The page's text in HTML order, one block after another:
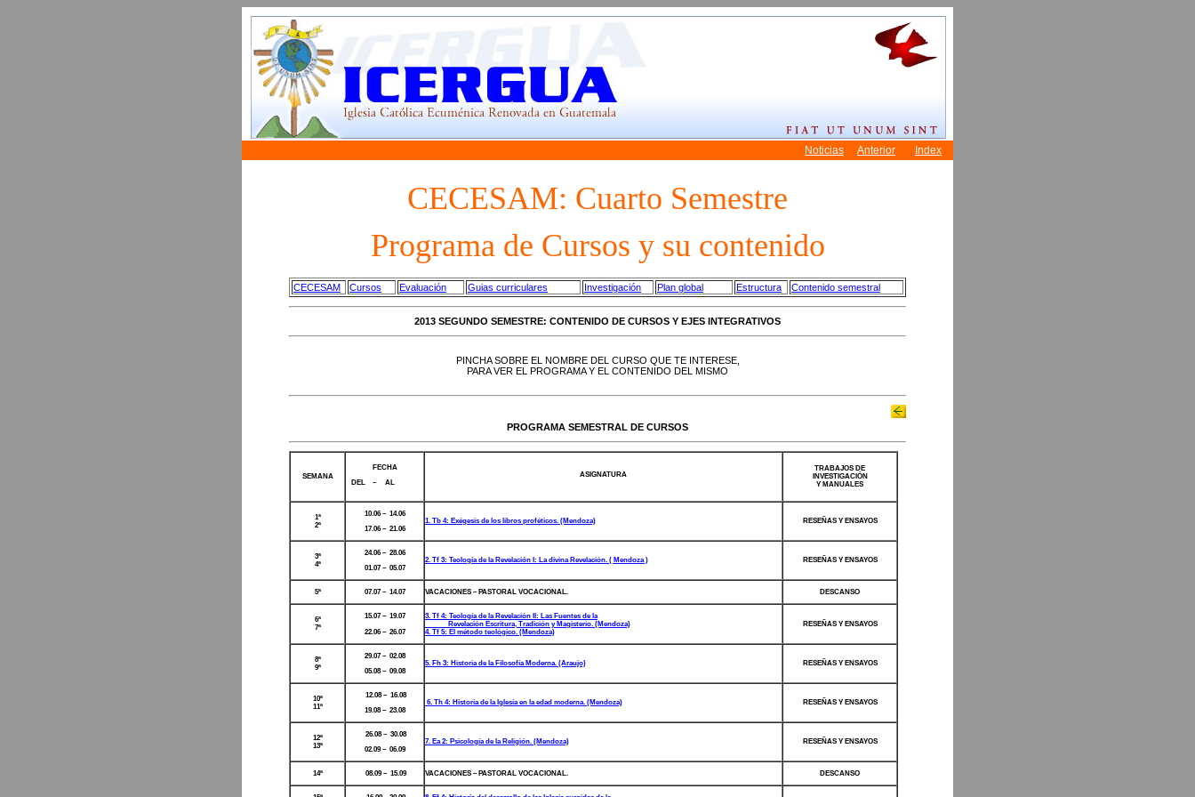
CECESAM: Cuarto Semestre
Programa de Cursos y su contenido
CECESAM Cursos Evaluación Guias curriculares Investigación Plan global Estructura Contenido semestral
2013 SEGUNDO SEMESTRE: CONTENIDO DE CURSOS Y EJES INTEGRATIVOS
PINCHA SOBRE EL NOMBRE DEL CURSO QUE TE INTERESE,
PARA VER EL PROGRAMA Y EL CONTENIDO DEL MISMO
PROGRAMA SEMESTRAL DE CURSOS
SEMANA
FECHA
DEL – AL
ASIGNATURA
TRABAJOS DE
INVESTIGACIÓN
Y MANUALES
1ª
2ª
10.06 – 14.06
17.06 – 21.06
1. Tb 4: Exégesis de los libros proféticos. (Mendoza) RESEÑAS Y ENSAYOS
3ª
4ª
24.06 – 28.06
01.07 – 05.07
2. Tf 3: Teología de la Revelación I: La divina Revelación. ( Mendoza ) RESEÑAS Y ENSAYOS
5ª 07.07 – 14.07 VACACIONES – PASTORAL VOCACIONAL. DESCANSO
6ª
7ª
15.07 – 19.07
22.06 – 26.07
3. Tf 4: Teología de la Revelación II: Las Fuentes de la
Revelación Escritura, Tradición y Magisterio. (Mendoza)
4. Tf 5: El método teológico. (Mendoza)
RESEÑAS Y ENSAYOS
8ª
9ª
29.07 – 02.08
05.08 – 09.08
5. Fh 3: Historia de la Filosofía Moderna. (Araujo) RESEÑAS Y ENSAYOS
10ª
11ª
12.08 – 16.08
19.08 – 23.08
6. Th 4: Historia de la Iglesia en la edad moderna. (Mendoza) RESEÑAS Y ENSAYOS
12ª
13ª
26.08 – 30.08
02.09 – 06.09
7. Ea 2: Psicología de la Religión. (Mendoza) RESEÑAS Y ENSAYOS
14ª 08.09 – 15.09 VACACIONES – PASTORAL VOCACIONAL. DESCANSO